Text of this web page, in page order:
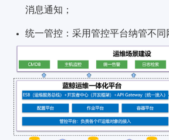
消息通知；
统一管控：采用管控平台纳管不同